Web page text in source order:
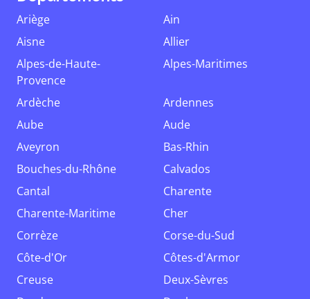
Ariège
Ain
Aisne
Allier
Alpes-de-Haute-
Provence
Alpes-Maritimes
Ardèche
Ardennes
Aube
Aude
Aveyron
Bas-Rhin
Bouches-du-Rhône
Calvados
Cantal
Charente
Charente-Maritime
Cher
Corrèze
Corse-du-Sud
Côte-d'Or
Côtes-d'Armor
Creuse
Deux-Sèvres